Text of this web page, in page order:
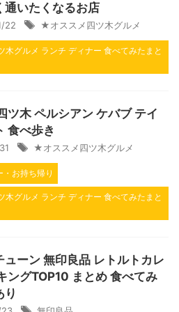
通いたくなるお店
22 ★オススメ四ツ木グルメ
木グルメ ランチ ディナー 食べてみたまと
ツ木 ペルシアン ケバブ テイ
食べ歩き
★オススメ四ツ木グルメ
・お持ち帰り
木グルメ ランチ ディナー 食べてみたまと
ューン 無印良品 レトルトカレ
ングTOP10 まとめ 食べてみ
り